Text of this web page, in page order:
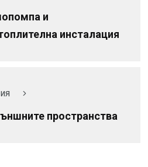
и
инсталация
пространства